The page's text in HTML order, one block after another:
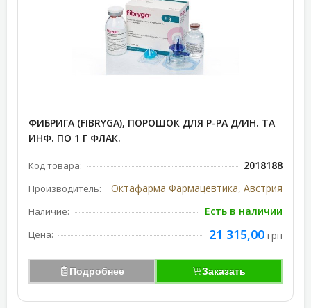
ФИБРИГА (FIBRYGA), ПОРОШОК ДЛЯ Р-РА Д/ИН. ТА
ИНФ. ПО 1 Г ФЛАК.
Код товара: 2018188
Производитель: Октафарма Фармацевтика, Австрия
Наличие: Есть в наличии
Цена: 21 315,00 грн
Подробнее Заказать